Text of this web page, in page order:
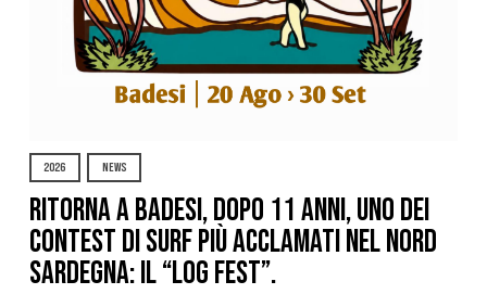
2026 NEWS
Ritorna a Badesi, dopo 11 anni, uno dei
contest di surf più acclamati nel nord
Sardegna: il “Log Fest”.